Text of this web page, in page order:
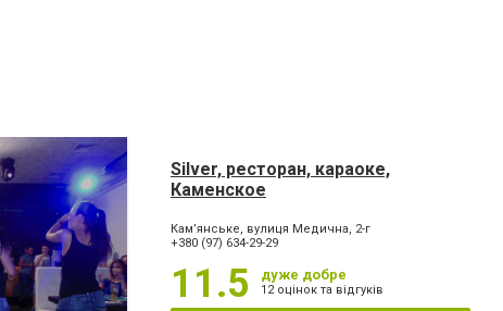
Silver, ресторан, караоке,
Каменское
Кам’янське, вулиця Медична, 2-г
+380 (97) 634-29-29
11.5 дуже добре
12 оцінок та відгуків